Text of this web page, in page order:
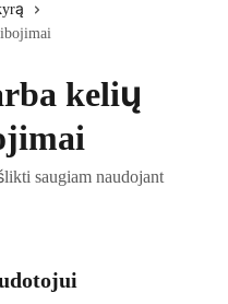
kelių
saugiam naudojant